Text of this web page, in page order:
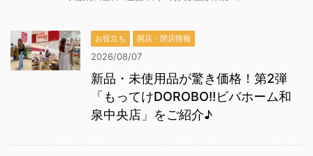
お役立ち 開店・閉店情報
2026/08/07
新品・未使用品が驚き価格！第2弾
「もってけDOROBO!!ビバホーム和
泉中央店」をご紹介♪